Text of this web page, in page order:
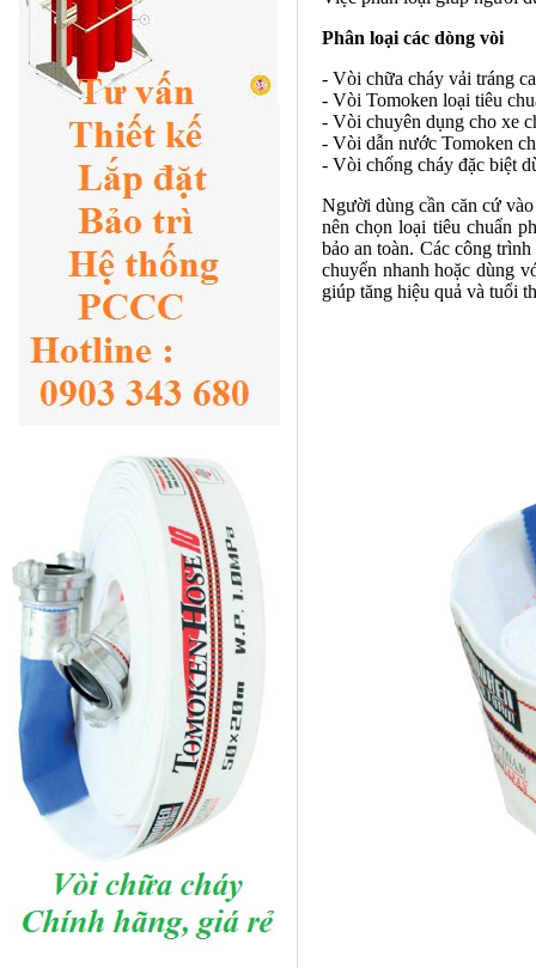
Phân loại các dòng vòi
- Vòi chữa cháy vải tráng
- Vòi Tomoken loại tiêu
- Vòi chuyên dụng cho xe
- Vòi dẫn nước Tomoken
- Vòi chống cháy đặc biệt
Người dùng cần căn cứ
nên chọn loại tiêu chuẩn
bảo an toàn. Các công
chuyển nhanh hoặc dùng
giúp tăng hiệu quả và tuổi